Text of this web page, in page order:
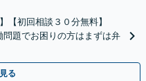
【初回相談３０分無料】
問題でお困りの方はまずは弁
る